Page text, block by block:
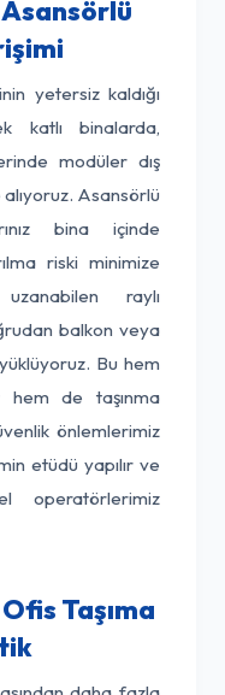
yetersiz kaldığı
katlı binalarda,
modüler dış
Asansörlü
bina içinde
riski minimize
raylı
balkon veya
Bu hem
de taşınma
önlemlerimiz
etüdü yapılır ve
operatörlerimiz
Taşıma